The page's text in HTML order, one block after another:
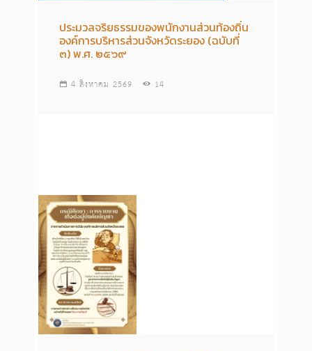
ประมวลจริยธรรมของพนักงานส่วนท้องถิ่น
องค์การบริหารส่วนจังหวัดระยอง (ฉบับที่
๓) พ.ศ. ๒๕๖๙
4 สิงหาคม 2569 14